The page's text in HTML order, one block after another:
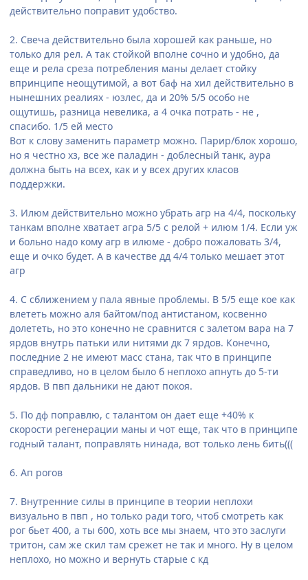
действительно поправит удобство.
2. Свеча действительно была хорошей как раньше, но
только для рел. А так стойкой вполне сочно и удобно, да
еще и рела среза потребления маны делает стойку
впринципе неощутимой, а вот баф на хил действительно в
нынешних реалиях - юзлес, да и 20% 5/5 особо не
ощутишь, разница невелика, а 4 очка потрать - не ,
спасибо. 1/5 ей место
Вот к слову заменить параметр можно. Парир/блок хорошо,
но я честно хз, все же паладин - доблесный танк, аура
должна быть на всех, как и у всех других класов
поддержки.
3. Илюм действительно можно убрать агр на 4/4, поскольку
танкам вполне хватает агра 5/5 с релой + илюм 1/4. Если уж
и больно надо кому агр в илюме - добро пожаловать 3/4,
еще и очко будет. А в качестве дд 4/4 только мешает этот
агр
4. С сближением у пала явные проблемы. В 5/5 еще кое как
влететь можно аля байтом/под антистаном, косвенно
долететь, но это конечно не сравнится с залетом вара на 7
ярдов внутрь патьки или нитями дк 7 ярдов. Конечно,
последние 2 не имеют масс стана, так что в принципе
справедливо, но в целом было б неплохо апнуть до 5-ти
ярдов. В пвп дальники не дают покоя.
5. По дф поправлю, с талантом он дает еще +40% к
скорости регенерации маны и чот еще, так что в принципе
годный талант, поправлять нинада, вот только лень бить(((
6. Ап рогов
7. Внутренние силы в принципе в теории неплохи
визуально в пвп , но только ради того, чтоб смотреть как
рог бьет 400, а ты 600, хоть все мы знаем, что это заслуги
тритон, сам же скил там срежет не так и много. Ну в целом
неплохо, но можно и вернуть старые с кд